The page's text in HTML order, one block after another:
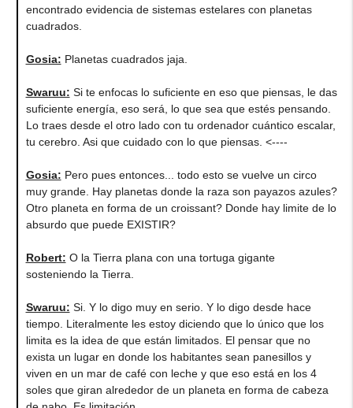
encontrado evidencia de sistemas estelares con planetas
cuadrados.
Gosia: Planetas cuadrados jaja.
Swaruu: Si te enfocas lo suficiente en eso que piensas, le das
suficiente energía, eso será, lo que sea que estés pensando.
Lo traes desde el otro lado con tu ordenador cuántico escalar,
tu cerebro. Asi que cuidado con lo que piensas. <----
Gosia: Pero pues entonces... todo esto se vuelve un circo
muy grande. Hay planetas donde la raza son payazos azules?
Otro planeta en forma de un croissant? Donde hay limite de lo
absurdo que puede EXISTIR?
Robert: O la Tierra plana con una tortuga gigante
sosteniendo la Tierra.
Swaruu: Si. Y lo digo muy en serio. Y lo digo desde hace
tiempo. Literalmente les estoy diciendo que lo único que los
limita es la idea de que están limitados. El pensar que no
exista un lugar en donde los habitantes sean panesillos y
viven en un mar de café con leche y que eso está en los 4
soles que giran alrededor de un planeta en forma de cabeza